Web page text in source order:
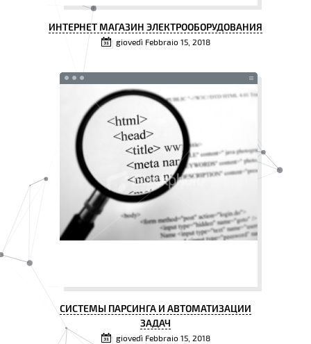
ИНТЕРНЕТ МАГАЗИН ЭЛЕКТРООБОРУДОВАНИЯ
giovedì Febbraio 15, 2018
СИСТЕМЫ ПАРСИНГА И АВТОМАТИЗАЦИИ
ЗАДАЧ
giovedì Febbraio 15, 2018